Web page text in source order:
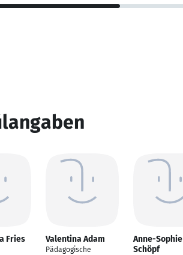
Fries Valentina Adam
Pädagogische
Anne-Sophie
Schöpf